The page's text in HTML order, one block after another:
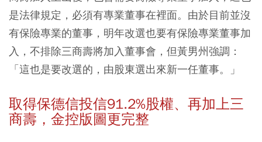
是法律規定，必須有專業董事在裡面。由於目前並沒
有保險專業的董事，明年改選也要有保險專業董事加
入，不排除三商壽將加入董事會，但黃男州強調：
「這也是要改選的，由股東選出來新一任董事。」
取得保德信投信91.2%股權、再加上三
商壽，金控版圖更完整